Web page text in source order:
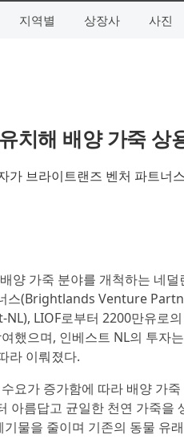
지역별 상장사 사진
치해 배양 가죽 상
가 브라이트랜즈 벤처 파트너
양 가죽 분야를 개척하는 네덜
스(Brightlands Venture
LIOF로부터 2200만유로
했으며, 인베스트 NL의 투
라 이뤄졌다.
요가 증가함에 따라 배양 가
아름답고 균일한 천연 가죽을
물을 줄이며 기존의 동물 유